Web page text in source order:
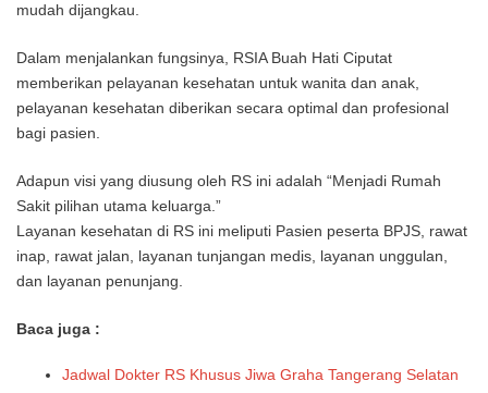
mudah dijangkau.
Dalam menjalankan fungsinya, RSIA Buah Hati Ciputat
memberikan pelayanan kesehatan untuk wanita dan anak,
pelayanan kesehatan diberikan secara optimal dan profesional
bagi pasien.
Adapun visi yang diusung oleh RS ini adalah “Menjadi Rumah
Sakit pilihan utama keluarga.”
Layanan kesehatan di RS ini meliputi Pasien peserta BPJS, rawat
inap, rawat jalan, layanan tunjangan medis, layanan unggulan,
dan layanan penunjang.
Baca juga :
Jadwal Dokter RS Khusus Jiwa Graha Tangerang Selatan